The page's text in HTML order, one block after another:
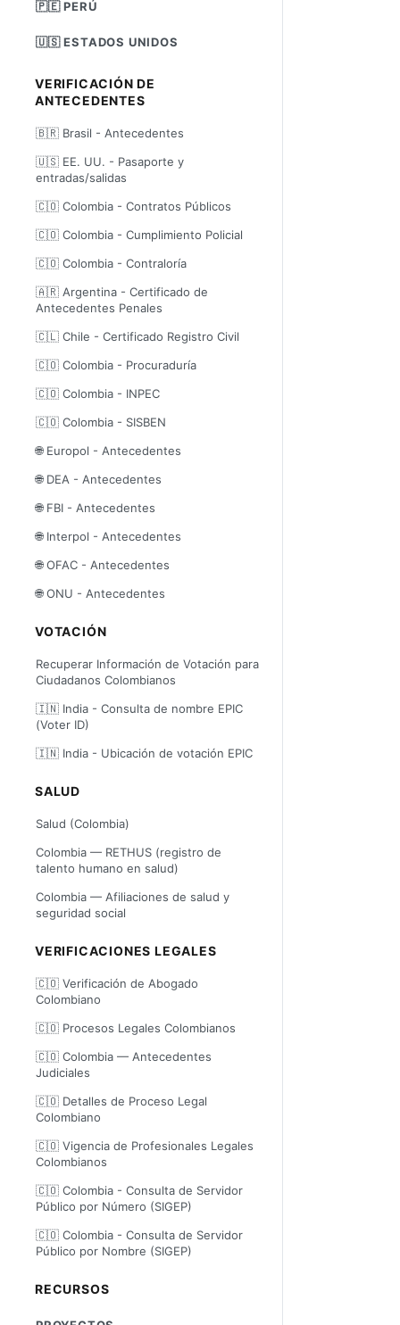
🇵🇪 PERÚ
🇺🇸 ESTADOS UNIDOS
VERIFICACIÓN DE
ANTECEDENTES
🇧🇷 Brasil - Antecedentes
🇺🇸 EE. UU. - Pasaporte y
entradas/salidas
🇨🇴 Colombia - Contratos Públicos
🇨🇴 Colombia - Cumplimiento Policial
🇨🇴 Colombia - Contraloría
🇦🇷 Argentina - Certificado de
Antecedentes Penales
🇨🇱 Chile - Certificado Registro Civil
🇨🇴 Colombia - Procuraduría
🇨🇴 Colombia - INPEC
🇨🇴 Colombia - SISBEN
🌐 Europol - Antecedentes
🌐 DEA - Antecedentes
🌐 FBI - Antecedentes
🌐 Interpol - Antecedentes
🌐 OFAC - Antecedentes
🌐 ONU - Antecedentes
VOTACIÓN
Recuperar Información de Votación para
Ciudadanos Colombianos
🇮🇳 India - Consulta de nombre EPIC
(Voter ID)
🇮🇳 India - Ubicación de votación EPIC
SALUD
Salud (Colombia)
Colombia — RETHUS (registro de
talento humano en salud)
Colombia — Afiliaciones de salud y
seguridad social
VERIFICACIONES LEGALES
🇨🇴 Verificación de Abogado
Colombiano
🇨🇴 Procesos Legales Colombianos
🇨🇴 Colombia — Antecedentes
Judiciales
🇨🇴 Detalles de Proceso Legal
Colombiano
🇨🇴 Vigencia de Profesionales Legales
Colombianos
🇨🇴 Colombia - Consulta de Servidor
Público por Número (SIGEP)
🇨🇴 Colombia - Consulta de Servidor
Público por Nombre (SIGEP)
RECURSOS